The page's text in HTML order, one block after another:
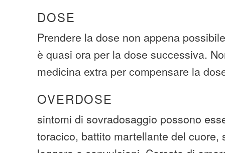
DOSE
Prendere la dose non appena
è quasi ora per la dose successiva.
medicina extra per compensare la
OVERDOSE
sintomi di sovradosaggio possono
toracico, battito martellante del cuore,